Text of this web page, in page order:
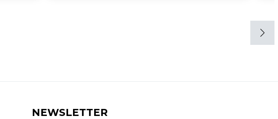
NEWSLETTER